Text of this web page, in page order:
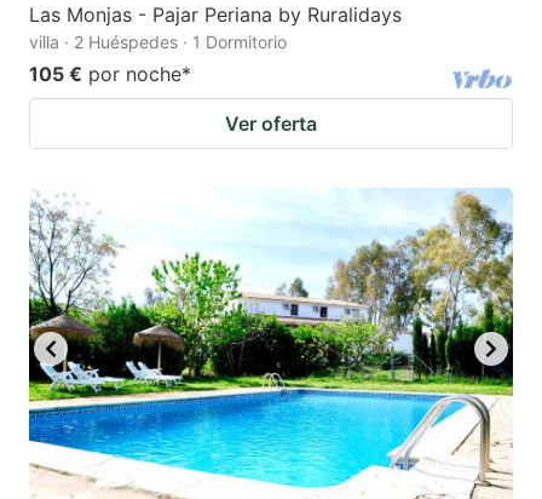
Las Monjas - Pajar Periana by Ruralidays
villa · 2 Huéspedes · 1 Dormitorio
105 € por noche*
Ver oferta